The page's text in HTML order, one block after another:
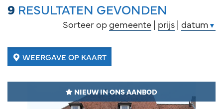
9 RESULTATEN GEVONDEN
Sorteer opgemeente | prijs | datum ▼
WEERGAVE OP KAART
NIEUW IN ONS AANBOD